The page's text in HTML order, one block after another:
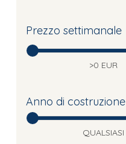
Prezzo settimanale
>0 EUR
Anno di costruzione
QUALSIASI